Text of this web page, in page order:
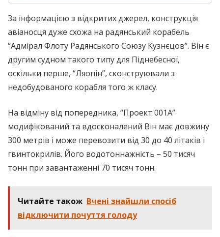
За інформацією з відкритих джерел, конструкція
авіаносця дуже схожа на радянський корабель
“Адмірал Флоту Радянського Союзу Кузнєцов”. Він є
другим судном такого типу для Піднебесної,
оскільки перше, “Ляопін”, сконструювали з
недобудованого корабля того ж класу.
На відміну від попередника, “Проект 001А”
модифікований та вдосконалений Він має довжину
300 метрів і може перевозити від 30 до 40 літаків і
гвинтокрилів. Його водотоннажність – 50 тисяч
тонн при завантаженні 70 тисяч тонн.
Читайте також Вчені знайшли спосіб
відключити почуття голоду